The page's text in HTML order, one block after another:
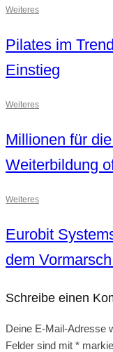
Weiteres
Pilates im
Einstieg
Weiteres
Millionen für
Weiterbildung
Weiteres
Eurobit
dem
Schreibe einen
Deine E-Mail-Adresse
Felder sind mit *